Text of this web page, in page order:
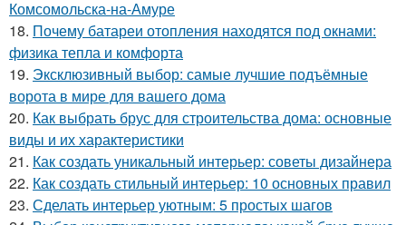
Комсомольска-на-Амуре
18. Почему батареи отопления находятся под окнами:
физика тепла и комфорта
19. Эксклюзивный выбор: самые лучшие подъёмные
ворота в мире для вашего дома
20. Как выбрать брус для строительства дома: основные
виды и их характеристики
21. Как создать уникальный интерьер: советы дизайнера
22. Как создать стильный интерьер: 10 основных правил
23. Сделать интерьер уютным: 5 простых шагов